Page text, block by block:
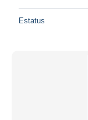
Estatus